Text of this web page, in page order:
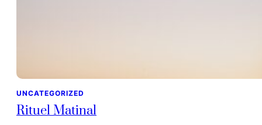
UNCATEGORIZED
Rituel Matinal